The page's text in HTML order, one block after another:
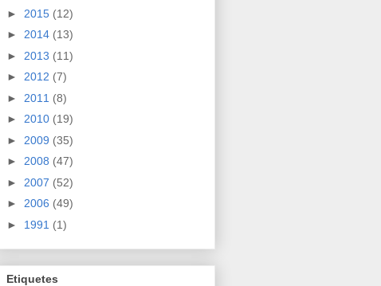
► 2015 (12)
► 2014 (13)
► 2013 (11)
► 2012 (7)
► 2011 (8)
► 2010 (19)
► 2009 (35)
► 2008 (47)
► 2007 (52)
► 2006 (49)
► 1991 (1)
Etiquetes